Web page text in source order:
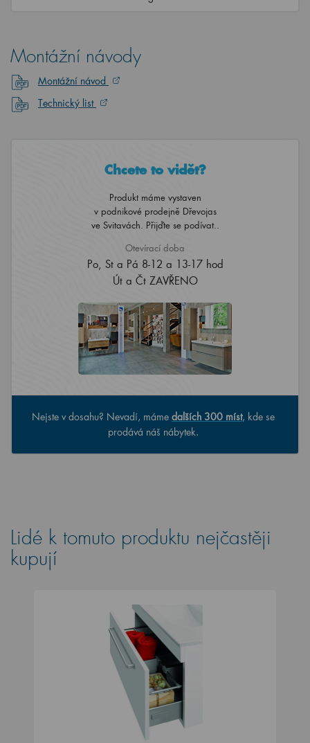
Montážní návody
Montážní návod
Technický list
Chcete to vidět?
Produkt máme vystaven
v podnikové prodejně Dřevojas
ve Svitavách. Přijďte se podívat..
Otevírací doba
Po, St a Pá 8-12 a 13-17 hod
Út a Čt ZAVŘENO
Nejste v dosahu? Nevadí, máme dalších 300 míst, kde se
prodává náš nábytek.
Lidé k tomuto produktu nejčastěji
kupují